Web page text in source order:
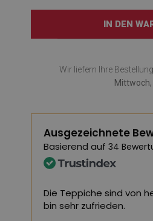
IN DEN
Wir liefern Ihre
Ausgezeichnete
Basierend auf 34
Eine große Auswahl an
perfekten Teppich für